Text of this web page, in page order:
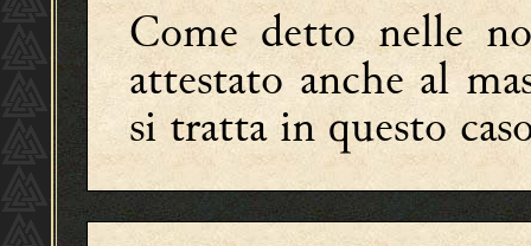
Come detto nelle
attestato anche al
si tratta in questo